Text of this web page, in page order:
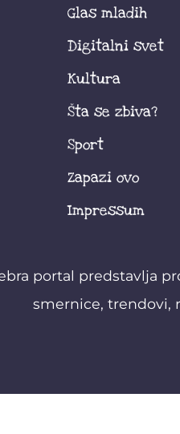
Glas mladih
Digitalni svet
Kultura
Šta se zbiva?
Sport
Zapazi ovo
Impressum
portal predstavlja
smernice, trendovi,